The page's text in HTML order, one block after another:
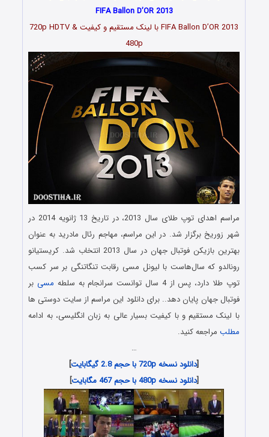
FIFA Ballon D’OR 2013
FIFA Ballon D’OR 2013 با لینک مستقیم و کیفیت 720p HDTV &
480p
مراسم اهدای توپ طلای سال 2013، در تاریخ 13 ژانویه 2014 در
شهر زوریخ برگزار شد. در این مراسم، مهاجم رئال مادرید به عنوان
بهترین بازیکن فوتبال جهان در سال 2013 انتخاب شد. کریستیانو
رونالدو که سال‌هاست با لیونل مسی رقابت تنگاتنگی بر سر کسب
توپ طلا دارد، پس از 4 سال توانست سرانجام به سلطه
مسیبر
فوتبال جهان پایان دهد.. برای دانلود این مراسم از سایت دوستی ها
با لینک مستقیم و با کیفیت بسیار عالی به زبان انگلیسی، به ادامه
مطلب مراجعه کنید.
…
[دانلود نسخه 720p با حجم 2.8 گیگابایت
]
[دانلود نسخه 480p با حجم 467 مگابایت ]